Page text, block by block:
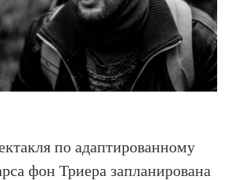
по адаптированному
фон Триера запланирована